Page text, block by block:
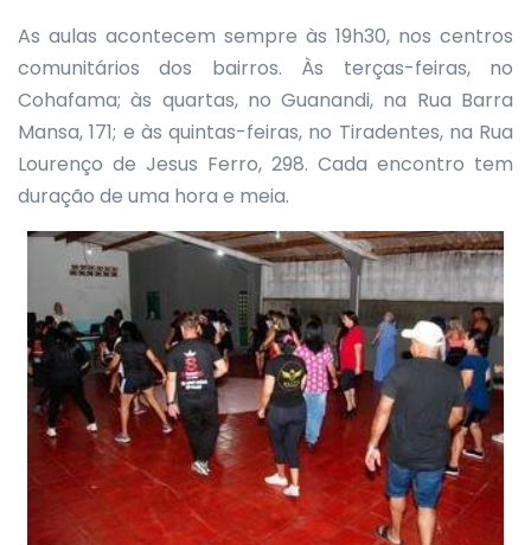
As aulas acontecem sempre às 19h30, nos centros
comunitários dos bairros. Às terças-feiras, no
Cohafama; às quartas, no Guanandi, na Rua Barra
Mansa, 171; e às quintas-feiras, no Tiradentes, na Rua
Lourenço de Jesus Ferro, 298. Cada encontro tem
duração de uma hora e meia.